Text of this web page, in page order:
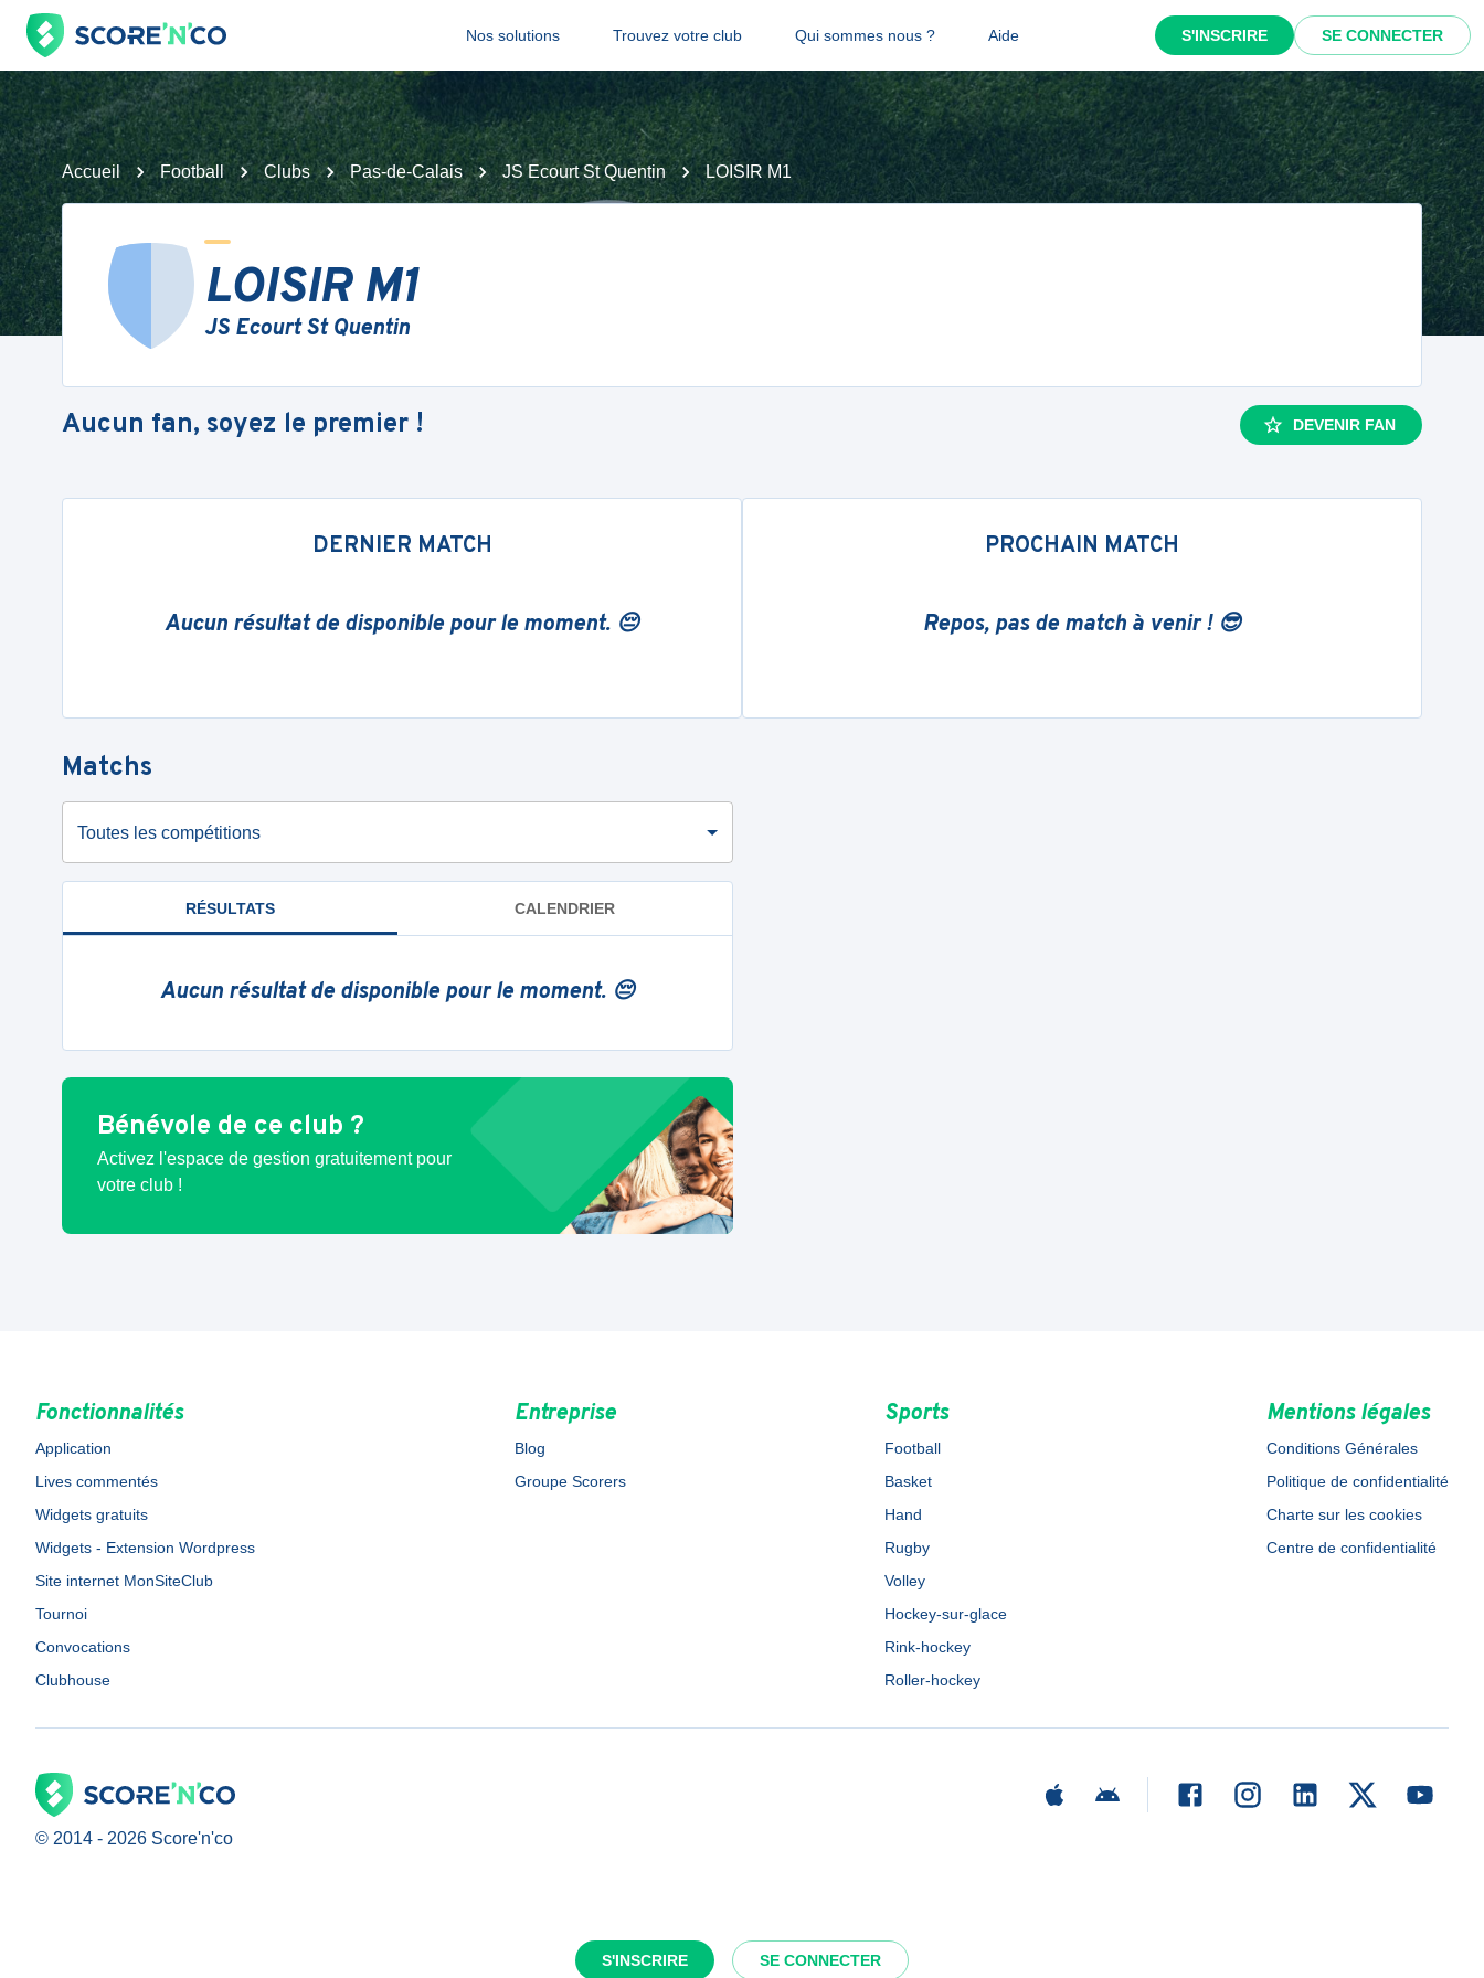
Nos solutions Trouvez votre club Qui sommes nous ? Aide S'INSCRIRE SE CONNECTER
S'INSCRIRE SE CONNECTER
Accueil Football Clubs Pas-de-Calais JS Ecourt St Quentin LOISIR M1
LOISIR M1
JS Ecourt St Quentin
Aucun fan, soyez le premier ! DEVENIR FAN
DERNIER MATCH
Aucun résultat de disponible pour le moment. 😔
PROCHAIN MATCH
Repos, pas de match à venir ! 😎
Matchs
Toutes les compétitions
RÉSULTATS CALENDRIER
Aucun résultat de disponible pour le moment. 😔
Bénévole de ce club ?
Activez l'espace de gestion gratuitement pour
votre club !
Fonctionnalités
Application
Lives commentés
Widgets gratuits
Widgets - Extension Wordpress
Site internet MonSiteClub
Tournoi
Convocations
Clubhouse
Entreprise
Blog
Groupe Scorers
Sports
Football
Basket
Hand
Rugby
Volley
Hockey-sur-glace
Rink-hockey
Roller-hockey
Mentions légales
Conditions Générales
Politique de confidentialité
Charte sur les cookies
Centre de confidentialité
© 2014 - 2026 Score'n'co